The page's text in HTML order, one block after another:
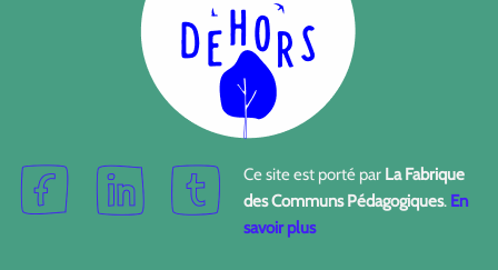
Ce site est porté par La Fabrique
des Communs Pédagogiques. En
savoir plus